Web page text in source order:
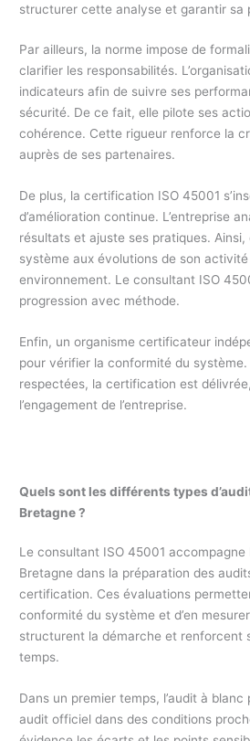
structurer cette analyse et garantir sa
Par ailleurs, la norme impose de
clarifier les responsabilités.
indicateurs afin de suivre ses
sécurité. De ce fait, elle pilote ses
cohérence. Cette rigueur renforce la
auprès de ses partenaires.
De plus, la certification ISO 45001
d’amélioration continue. L’entreprise
résultats et ajuste ses pratiques. Ainsi,
système aux évolutions de son
environnement. Le consultant ISO
progression avec méthode.
Enfin, un organisme certificateur
pour vérifier la conformité du
respectées, la certification est
l’engagement de l’entreprise.
Quels sont les différents types
Bretagne ?
Le consultant ISO 45001 accompagne
Bretagne dans la préparation des
certification. Ces évaluations
conformité du système et d’en
structurent la démarche et renforcent
temps.
Dans un premier temps, l’audit à
audit officiel dans des conditions